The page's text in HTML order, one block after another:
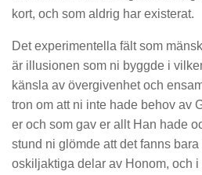
kort, och som aldrig har existerat.
Det experimentella fält som
är illusionen som ni byggde i
känsla av övergivenhet och
tron om att ni inte hade behov av
er och som gav er allt Han hade
stund ni glömde att det fanns
oskiljaktiga delar av Honom, och